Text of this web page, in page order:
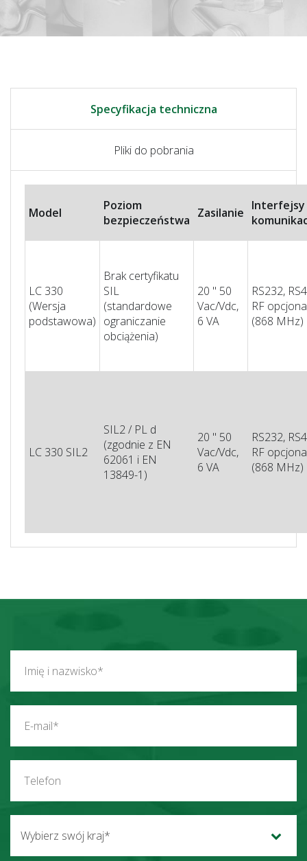
Specyfikacja techniczna
Pliki do pobrania
Model
Poziom
bezpieczeństwa Zasilanie Interfejsy
LC 330
(Wersja
podstawowa)
Brak certyfikatu
SIL
(standardowe
ograniczanie
obciążenia)
20 '' 50
Vac/Vdc,
6 VA
RS232,
RF
(868 MHz)
LC 330 SIL2
SIL2 / PL d
(zgodnie z EN
62061 i EN
13849-1)
20 '' 50
Vac/Vdc,
6 VA
RS232,
RF
(868 MHz)
Wybierz swój kraj*